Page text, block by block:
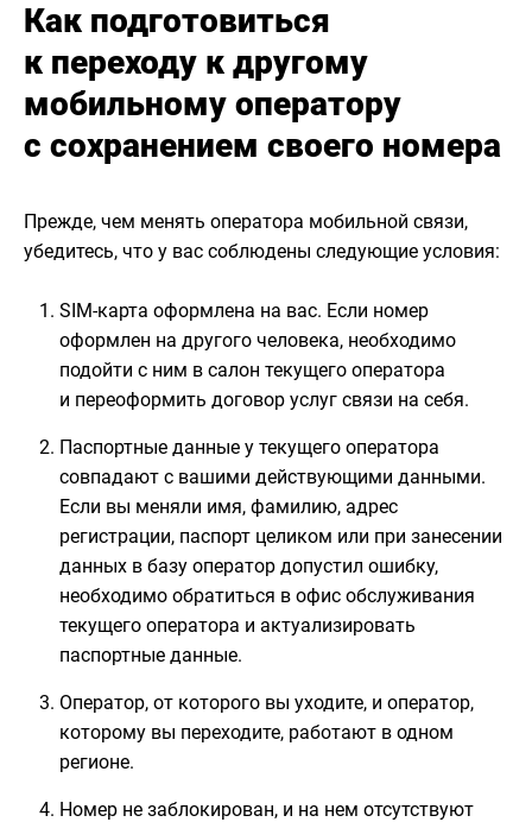
Как подготовиться
к переходу к другому
мобильному оператору
с сохранением своего номера
Прежде, чем менять оператора мобильной связи,
убедитесь, что у вас соблюдены следующие условия:
SIM-карта оформлена на вас. Если номер
оформлен на другого человека, необходимо
подойти с ним в салон текущего оператора
и переоформить договор услуг связи на себя.
Паспортные данные у текущего оператора
совпадают с вашими действующими данными.
Если вы меняли имя, фамилию, адрес
регистрации, паспорт целиком или при занесении
данных в базу оператор допустил ошибку,
необходимо обратиться в офис обслуживания
текущего оператора и актуализировать
паспортные данные.
Оператор, от которого вы уходите, и оператор,
которому вы переходите, работают в одном
регионе.
Номер не заблокирован, и на нем отсутствуют